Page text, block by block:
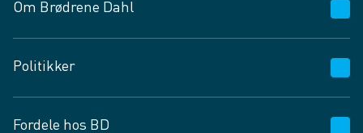
Om Brødrene Dahl
Vagttelefon 30 10 89 89
Spørgsmål og svar
Job og karriere
Politikker
Fordele hos BD